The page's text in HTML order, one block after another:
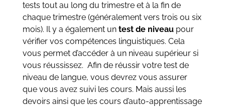
tests tout au long du trimestre et à la fin de
chaque trimestre (généralement vers trois ou six
mois). Il y a également un test de niveaupour
vérifier vos compétences linguistiques. Cela
vous permet d’accéder à un niveau supérieur si
vous réussissez. Afin de réussir votre test de
niveau de langue, vous devrez vous assurer
que vous avez suivi les cours. Mais aussi les
devoirs ainsi que les cours d’auto-apprentissage